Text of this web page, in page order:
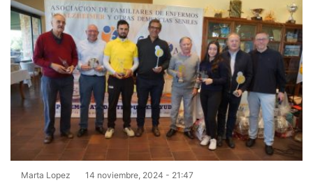
Marta Lopez 14 noviembre, 2024 - 21:47